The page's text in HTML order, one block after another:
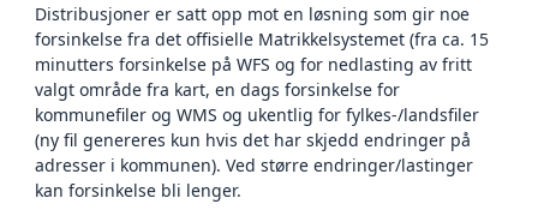
Distribusjoner er satt opp mot en løsning som gir noe
forsinkelse fra det offisielle Matrikkelsystemet (fra ca. 15
minutters forsinkelse på WFS og for nedlasting av fritt
valgt område fra kart, en dags forsinkelse for
kommunefiler og WMS og ukentlig for fylkes-/landsfiler
(ny fil genereres kun hvis det har skjedd endringer på
adresser i kommunen). Ved større endringer/lastinger
kan forsinkelse bli lenger.